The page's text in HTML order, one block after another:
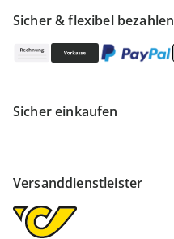
Sicher & flexibel bezahlen
Sicher einkaufen
Versanddienstleister